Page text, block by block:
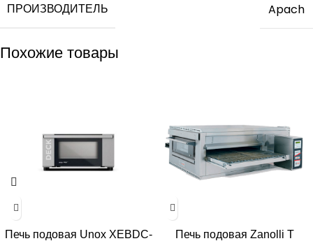
ПРОИЗВОДИТЕЛЬ Apach
Похожие товары
Печь подовая Unox XEBDC-
Печь подовая Zanolli T